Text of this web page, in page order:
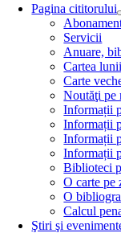
Pagina cititorului
Servicii
Anuare,
Cartea
Carte
Noutăţi pe
Informații
Informații
Informații
Informații
Biblioteci
O carte pe
O
Calcul
Ştiri şi